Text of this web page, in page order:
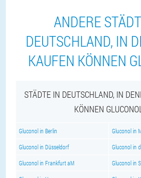
ANDERE
DEUTSCHLAND, IN
KAUFEN KÖNNEN
STÄDTE IN DEUTSCHLAND, IN
KÖNNEN
Gluconol in Berlin Gluconol in
Gluconol in Düsseldorf Gluconol in
Gluconol in Frankfurt aM Gluconol in